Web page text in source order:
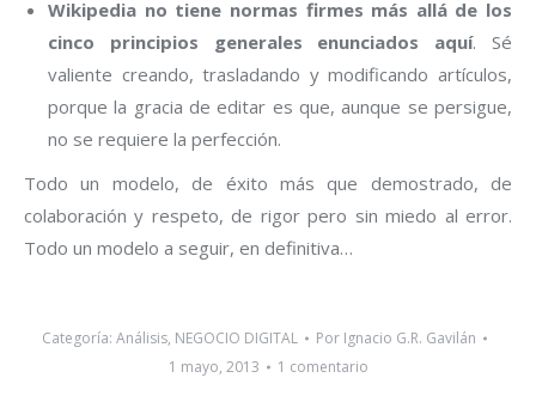
Wikipedia no tiene normas firmes más allá de los
cinco principios generales enunciados aquí. Sé
valiente creando, trasladando y modificando artículos,
porque la gracia de editar es que, aunque se persigue,
no se requiere la perfección.
Todo un modelo, de éxito más que demostrado, de
colaboración y respeto, de rigor pero sin miedo al error.
Todo un modelo a seguir, en definitiva…
Categoría: Análisis, NEGOCIO DIGITAL Por Ignacio G.R. Gavilán
1 mayo, 2013
1 comentario